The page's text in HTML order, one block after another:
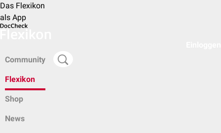
Das Flexikon
als App
Community
Flexikon
Shop
News